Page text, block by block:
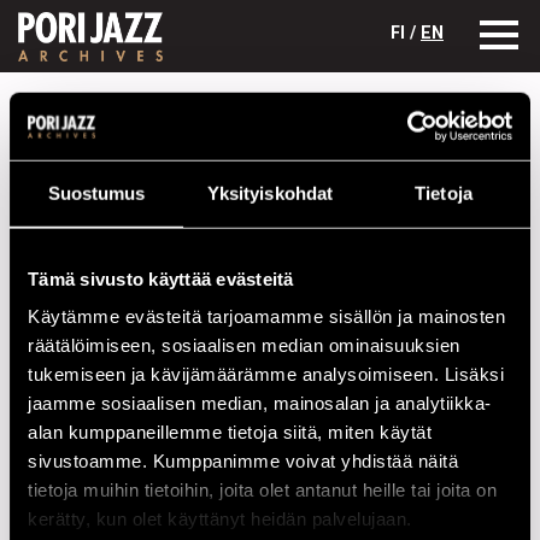
Suostumus Yksityiskohdat Tietoja
Tämä sivusto käyttää evästeitä
Käytämme evästeitä tarjoamamme sisällön ja mainosten
räätälöimiseen, sosiaalisen median ominaisuuksien
tukemiseen ja kävijämäärämme analysoimiseen. Lisäksi
jaamme sosiaalisen median, mainosalan ja analytiikka-
alan kumppaneillemme tietoja siitä, miten käytät
sivustoamme. Kumppanimme voivat yhdistää näitä
tietoja muihin tietoihin, joita olet antanut heille tai joita on
kerätty, kun olet käyttänyt heidän palvelujaan.
FI / EN
Festivaalivuodet
Enrico Rava Quartet
Kokoonpano
NIMI INSTRUMENTTI
Dicastri, Furio
b
Ditmas, Bruce
Mancinelli, Augusto
g
Rava, Enrico
tp, fl.horn
Esiintymiset vuonna 1986